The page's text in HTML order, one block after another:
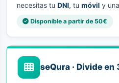
necesitas tu DNI, tu móvil y una
Disponible a partir de 50€
seQura · Divide en